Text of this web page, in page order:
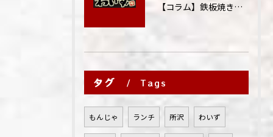
【コラム】鉄板焼きが"コミュニケーション飯"と呼ばれる理由
タグ Tags
もんじゃ ランチ 所沢 わいず